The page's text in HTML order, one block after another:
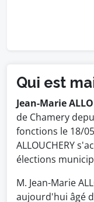
Qui est
Jean-Marie
de Chamery
fonctions le 18/
ALLOUCHERY
élections
M. Jean-Marie
aujourd'hui âgé